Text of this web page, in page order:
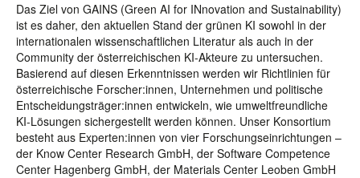
Das Ziel von GAINS (Green AI for INnovation and Sustainability)
ist es daher, den aktuellen Stand der grünen KI sowohl in der
internationalen wissenschaftlichen Literatur als auch in der
Community der österreichischen KI-Akteure zu untersuchen.
Basierend auf diesen Erkenntnissen werden wir Richtlinien für
österreichische Forscher:innen, Unternehmen und politische
Entscheidungsträger:innen entwickeln, wie umweltfreundliche
KI-Lösungen sichergestellt werden können. Unser Konsortium
besteht aus Experten:innen von vier Forschungseinrichtungen –
der Know Center Research GmbH, der Software Competence
Center Hagenberg GmbH, der Materials Center Leoben GmbH